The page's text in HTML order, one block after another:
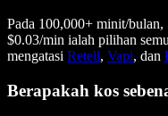
Pada 100,000+ minit/bulan,
$0.03/min ialah pilihan
mengatasi Retell, Vapi, dan
Berapakah kos